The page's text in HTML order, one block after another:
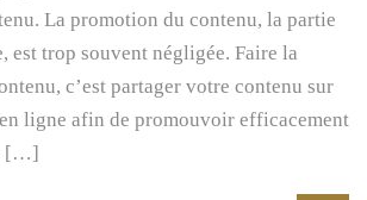
La promotion du contenu, la partie
est trop souvent négligée. Faire la
c’est partager votre contenu sur
ligne afin de promouvoir efficacement
[…]